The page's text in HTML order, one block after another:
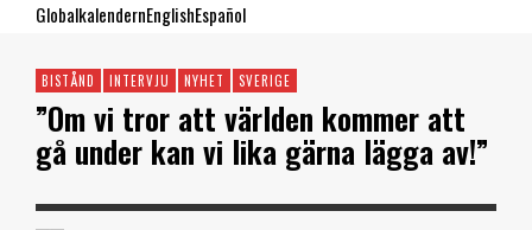
GlobalkalendernEnglishEspañol
BISTÅND INTERVJU NYHET SVERIGE
”Om vi tror att världen kommer att
gå under kan vi lika gärna lägga av!”